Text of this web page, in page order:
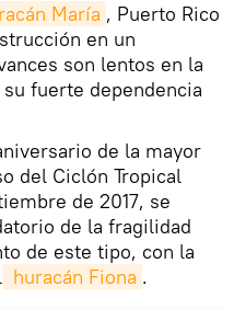
María , Puerto Rico
en un
son lentos en la
fuerte dependencia
de la mayor
del Ciclón Tropical
de 2017, se
de la fragilidad
de este tipo, con la
huracán Fiona .